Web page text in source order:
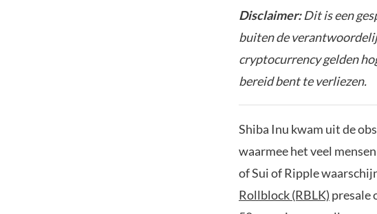
Disclaimer:Dit is een
buiten de
cryptocurrency gelden
bereid bent te verliezen.
Shiba Inu kwam uit de
waarmee het veel
of Sui of Ripple
Rollblock (RBLK) presale